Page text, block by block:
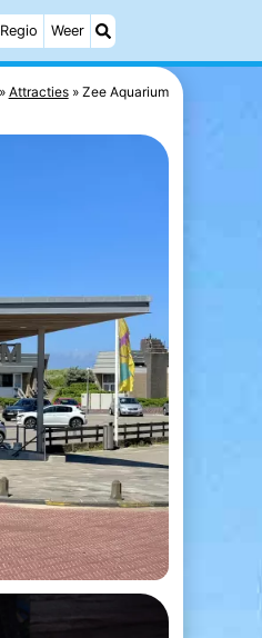
Regio Weer
Attracties Zee Aquarium